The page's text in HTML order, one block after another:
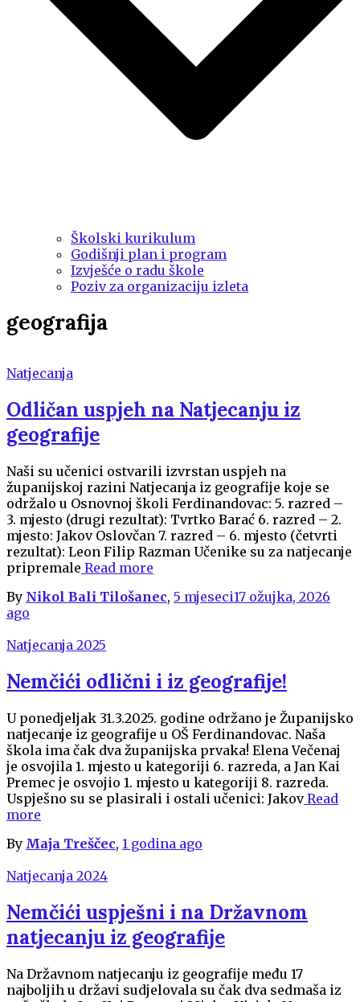
Školski kurikulum
Godišnji plan i program
Izvješće o radu škole
Poziv za organizaciju izleta
geografija
Natjecanja
Odličan uspjeh na Natjecanju iz
geografije
Naši su učenici ostvarili izvrstan uspjeh na
županijskoj razini Natjecanja iz geografije koje se
održalo u Osnovnoj školi Ferdinandovac: 5. razred –
3. mjesto (drugi rezultat): Tvrtko Barać 6. razred – 2.
mjesto: Jakov Oslovčan 7. razred – 6. mjesto (četvrti
rezultat): Leon Filip Razman Učenike su za natjecanje
pripremale Read more
By Nikol Bali Tilošanec, 5 mjeseci17 ožujka, 2026
ago
Natjecanja 2025
Nemčići odlični i iz geografije!
U ponedjeljak 31.3.2025. godine održano je Županijsko
natjecanje iz geografije u OŠ Ferdinandovac. Naša
škola ima čak dva županijska prvaka! Elena Večenaj
je osvojila 1. mjesto u kategoriji 6. razreda, a Jan Kai
Premec je osvojio 1. mjesto u kategoriji 8. razreda.
Uspješno su se plasirali i ostali učenici: JakovRead
more
By Maja Treščec, 1 godina ago
Natjecanja 2024
Nemčići uspješni i na Državnom
natjecanju iz geografije
Na Državnom natjecanju iz geografije među 17
najboljih u državi sudjelovala su čak dva sedmaša iz